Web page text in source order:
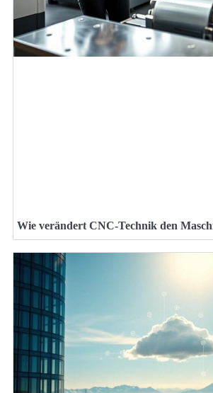
Wie verändert CNC-Technik den